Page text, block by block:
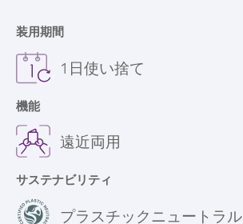
装用期間
1日使い捨て
機能
遠近両用
サステナビリティ
プラスチックニュートラル